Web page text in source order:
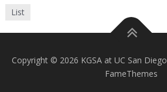
List
Copyright © 2026 KGSA at UC San Diego
FameThemes